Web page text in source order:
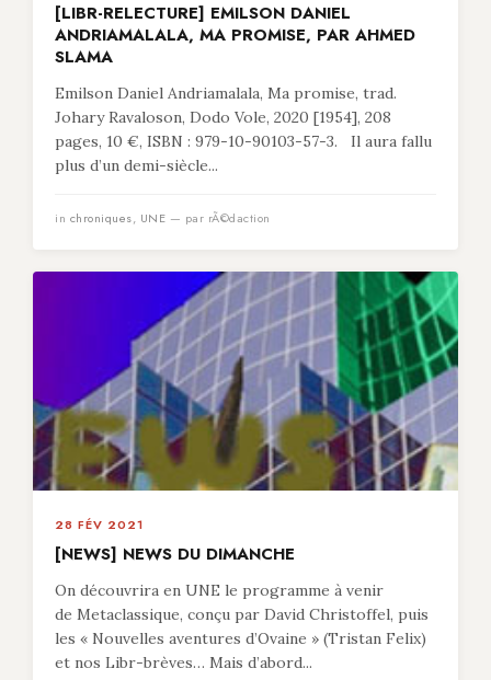
[LIBR-RELECTURE] EMILSON DANIEL
ANDRIAMALALA, MA PROMISE, PAR AHMED
SLAMA
Emilson Daniel Andriamalala, Ma promise, trad.
Johary Ravaloson, Dodo Vole, 2020 [1954], 208
pages, 10 €, ISBN : 979-10-90103-57-3. Il aura fallu
plus d’un demi-siècle...
in chroniques, UNE — par rÃ©daction
28 FÉV 2021
[NEWS] NEWS DU DIMANCHE
On découvrira en UNE le programme à venir
de Metaclassique, conçu par David Christoffel, puis
les « Nouvelles aventures d’Ovaine » (Tristan Felix)
et nos Libr-brèves… Mais d’abord...